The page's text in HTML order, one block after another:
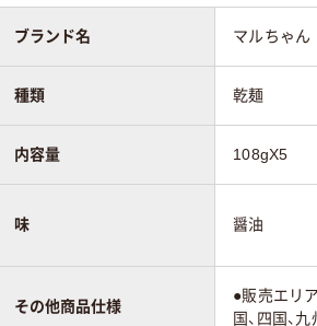
ブランド名 マルちゃん
種類 乾麺
内容量 108gX5
味 醤油
その他商品仕様
●販売エリア
国、四国、九